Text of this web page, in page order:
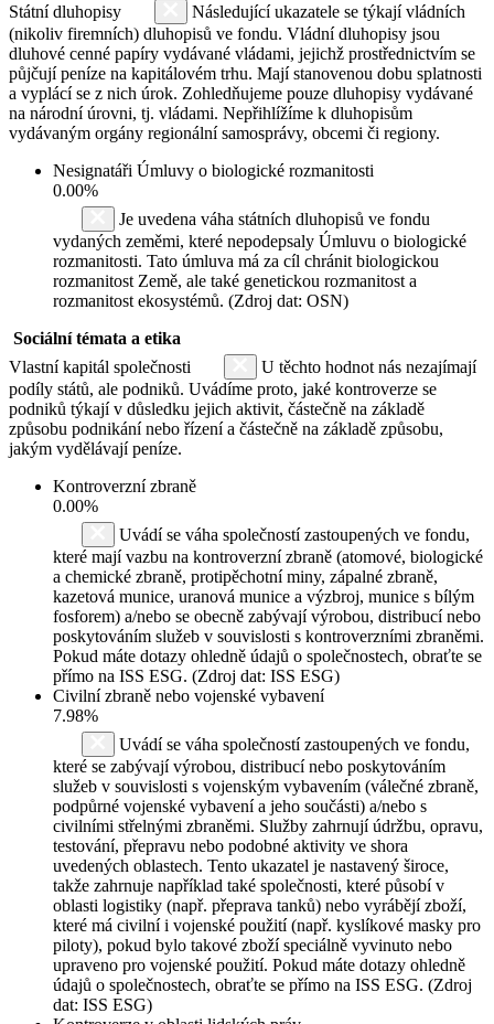
Státní dluhopisy
Následující ukazatele se týkají vládních
(nikoliv firemních) dluhopisů ve fondu. Vládní dluhopisy jsou
dluhové cenné papíry vydávané vládami, jejichž prostřednictvím se
půjčují peníze na kapitálovém trhu. Mají stanovenou dobu splatnosti
a vyplácí se z nich úrok. Zohledňujeme pouze dluhopisy vydávané
na národní úrovni, tj. vládami. Nepřihlížíme k dluhopisům
vydávaným orgány regionální samosprávy, obcemi či regiony.
Nesignatáři Úmluvy o biologické rozmanitosti
0.00%
Je uvedena váha státních dluhopisů ve fondu
vydaných zeměmi, které nepodepsaly Úmluvu o biologické
rozmanitosti. Tato úmluva má za cíl chránit biologickou
rozmanitost Země, ale také genetickou rozmanitost a
rozmanitost ekosystémů. (Zdroj dat: OSN)
Sociální témata a etika
Vlastní kapitál společnosti
U těchto hodnot nás nezajímají
podíly států, ale podniků. Uvádíme proto, jaké kontroverze se
podniků týkají v důsledku jejich aktivit, částečně na základě
způsobu podnikání nebo řízení a částečně na základě způsobu,
jakým vydělávají peníze.
Kontroverzní zbraně
0.00%
Uvádí se váha společností zastoupených ve fondu,
které mají vazbu na kontroverzní zbraně (atomové, biologické
a chemické zbraně, protipěchotní miny, zápalné zbraně,
kazetová munice, uranová munice a výzbroj, munice s bílým
fosforem) a/nebo se obecně zabývají výrobou, distribucí nebo
poskytováním služeb v souvislosti s kontroverzními zbraněmi.
Pokud máte dotazy ohledně údajů o společnostech, obraťte se
přímo na ISS ESG. (Zdroj dat: ISS ESG)
Civilní zbraně nebo vojenské vybavení
7.98%
Uvádí se váha společností zastoupených ve fondu,
které se zabývají výrobou, distribucí nebo poskytováním
služeb v souvislosti s vojenským vybavením (válečné zbraně,
podpůrné vojenské vybavení a jeho součásti) a/nebo s
civilními střelnými zbraněmi. Služby zahrnují údržbu, opravu,
testování, přepravu nebo podobné aktivity ve shora
uvedených oblastech. Tento ukazatel je nastavený široce,
takže zahrnuje například také společnosti, které působí v
oblasti logistiky (např. přeprava tanků) nebo vyrábějí zboží,
které má civilní i vojenské použití (např. kyslíkové masky pro
piloty), pokud bylo takové zboží speciálně vyvinuto nebo
upraveno pro vojenské použití. Pokud máte dotazy ohledně
údajů o společnostech, obraťte se přímo na ISS ESG. (Zdroj
dat: ISS ESG)